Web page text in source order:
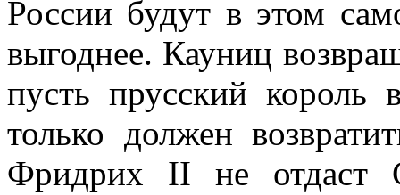
России будут в этом
выгоднее. Кауниц
пусть прусский король
только должен
Фридрих II не отдаст